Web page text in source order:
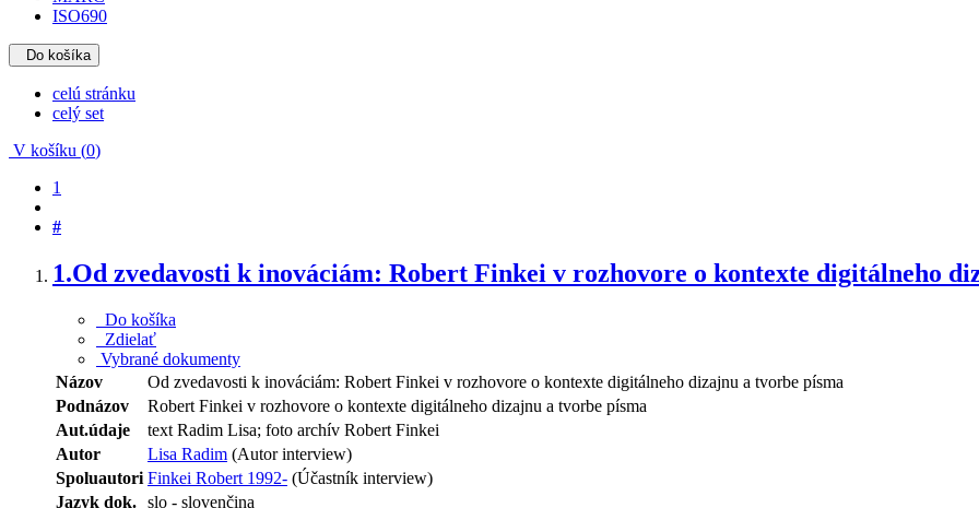
ISO690
Do košíka
celú stránku
celý set
V košíku (0)
1
#
1.Od zvedavosti k inováciám: Robert Finkei v rozhovore o kontexte digitálneho
Do košíka
Zdielať
Vybrané dokumenty
Názov
Od zvedavosti k inováciám: Robert Finkei v rozhovore o kontexte digitálneho dizajnu a tvorbe písma
Podnázov
Robert Finkei v rozhovore o kontexte digitálneho dizajnu a tvorbe písma
Aut.údaje
text Radim Lisa; foto archív Robert Finkei
Autor
Lisa Radim (Autor interview)
Spoluautori Finkei Robert 1992- (Účastník interview)
Jazyk dok. slo - slovenčina